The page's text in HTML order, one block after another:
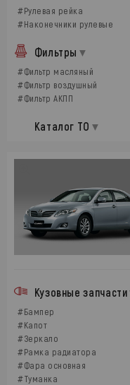
#Рулевая рейка
#Наконечники рулевые
Фильтры
#Фильтр масляный
#Фильтр воздушный
#Фильтр АКПП
Каталог ТО
Кузовные запчасти
#Бампер
#Капот
#Зеркало
#Рамка радиатора
#Фара основная
#Туманка